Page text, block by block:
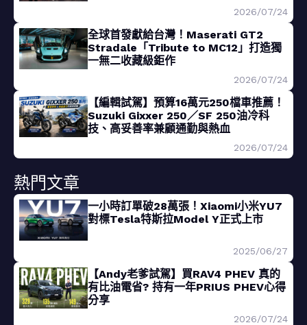
2026/07/24
全球首發獻給台灣！Maserati GT2
Stradale「Tribute to MC12」打造獨
一無二收藏級鉅作
2026/07/24
【編輯試駕】預算16萬元250檔車推薦！
Suzuki Gixxer 250／SF 250油冷科
技、高妥善率兼顧通勤與熱血
2026/07/24
熱門文章
一小時訂單破28萬張！Xiaomi小米YU7
對標Tesla特斯拉Model Y正式上市
2025/06/27
【Andy老爹試駕】買RAV4 PHEV 真的
有比油電省? 持有一年PRIUS PHEV心得
分享
2026/07/24